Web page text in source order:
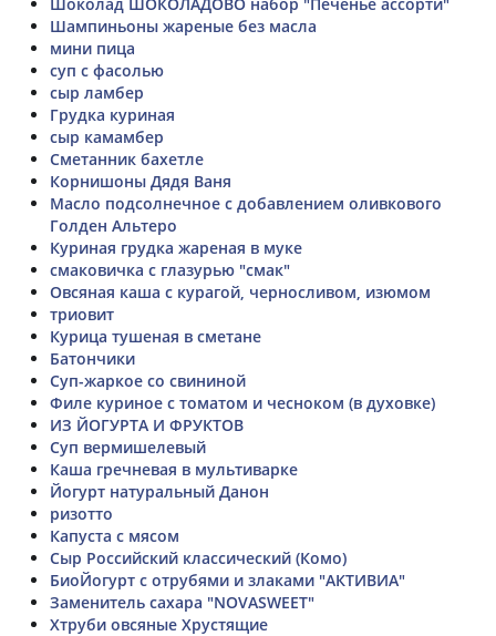
Шампиньоны жареные без масла
мини пица
суп с фасолью
сыр ламбер
Грудка куриная
сыр камамбер
Сметанник бахетле
Корнишоны Дядя Ваня
Масло подсолнечное с добавлением оливкового
Голден Альтеро
Куриная грудка жареная в муке
смаковичка с глазурью "смак"
Овсяная каша с курагой, черносливом, изюмом
триовит
Курица тушеная в сметане
Батончики
Суп-жаркое со свининой
Филе куриное с томатом и чесноком (в духовке)
ИЗ ЙОГУРТА И ФРУКТОВ
Суп вермишелевый
Каша гречневая в мультиварке
Йогурт натуральный Данон
ризотто
Капуста с мясом
Сыр Российский классический (Комо)
БиоЙогурт с отрубями и злаками "АКТИВИА"
Заменитель сахара "NOVASWEET"
Хтруби овсяные Хрустящие